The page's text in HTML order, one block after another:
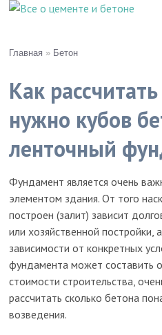
Главная » Бетон
Как
нужно кубов
ленточный
Фундамент является очень
элементом здания. От того
построен (залит) зависит
или хозяйственной постройки,
зависимости от конкретных
фундамента может составить
стоимости строительства,
рассчитать сколько бетона
возведения.